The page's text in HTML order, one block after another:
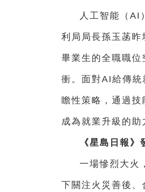
人工智能（AI
利局局長孫玉菡
畢業生的全職職
衝。面對AI給傳統
瞻性策略，通過
成為就業升級的助
《星島日報
一場慘烈大火
下關注火災善後